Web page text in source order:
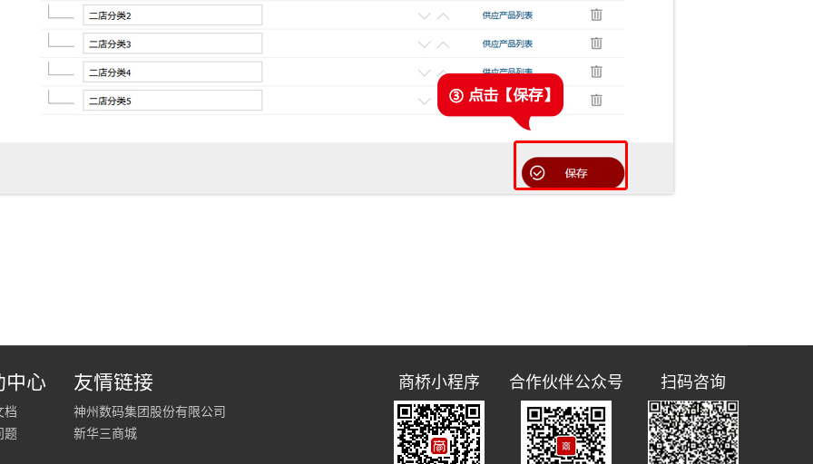
中心
档
题
友情链接
神州数码集团股份有限公司
新华三商城
扫码咨询
合作伙伴公众号
商桥小程序